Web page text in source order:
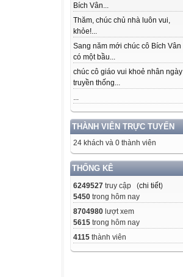
Bích Vân...
Thăm, chúc chủ nhà luôn vui,
khỏe!...
Sang năm mới chúc cô Bích Vân
có một bầu...
chúc cô giáo vui khoẻ nhân ngày
truyền thống...
...
THÀNH VIÊN TRỰC TUYẾN
24 khách và 0 thành viên
THỐNG KÊ
6249527 truy cập (chi tiết)
5450 trong hôm nay
8704980 lượt xem
5615 trong hôm nay
4115 thành viên